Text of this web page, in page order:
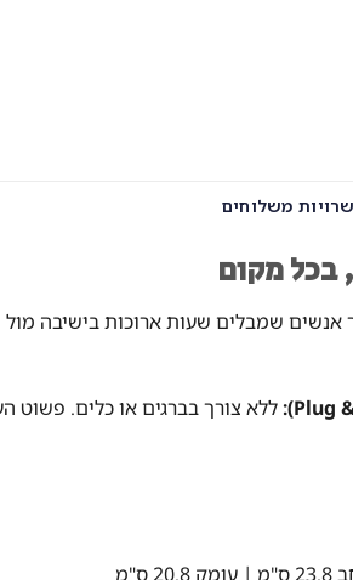
משלוחים
בכל מקום
אנשים שמבלים שעות ארוכות בישיבה
ללא צורך בברגים או כלים. פשוט
20.8 ס"מ